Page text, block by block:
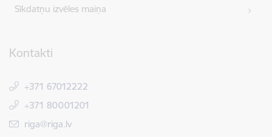
Sīkdatņu izvēles maiņa
Kontakti
+371 67012222
+371 80001201
E-pasts:
riga@riga.lv